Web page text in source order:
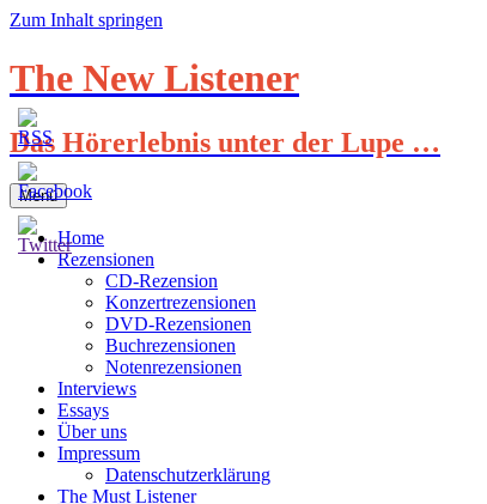
Zum Inhalt springen
The New Listener
Das Hörerlebnis unter der Lupe …
Menü
Home
Rezensionen
CD-Rezension
Konzertrezensionen
DVD-Rezensionen
Buchrezensionen
Notenrezensionen
Interviews
Essays
Über uns
Impressum
Datenschutzerklärung
The Must Listener